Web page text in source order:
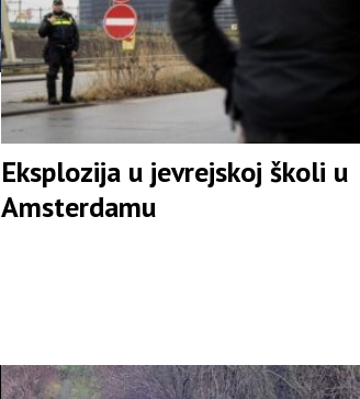
Eksplozija u jevrejskoj školi u
Amsterdamu